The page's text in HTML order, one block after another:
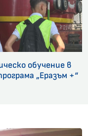
обучение в
„Еразъм +“